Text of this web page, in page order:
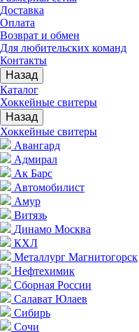
Доставка
Оплата
Возврат и обмен
Для любительских команд
Контакты
Назад
Каталог
Хоккейные свитеры
Назад
Хоккейные свитеры
Авангард
Адмирал
Ак Барс
Автомобилист
Амур
Витязь
Динамо Москва
КХЛ
Металлург Магнитогорск
Нефтехимик
Сборная России
Салават Юлаев
Сибирь
Сочи